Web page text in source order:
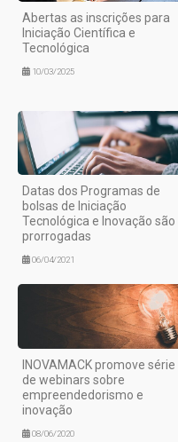
Abertas as inscrições para
Iniciação Científica e
Tecnológica
10/03/2025
Datas dos Programas de
bolsas de Iniciação
Tecnológica e Inovação são
prorrogadas
06/04/2021
INOVAMACK promove série
de webinars sobre
empreendedorismo e
inovação
08/06/2020